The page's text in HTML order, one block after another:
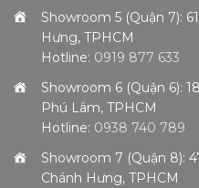
Showroom 5 (Quận 7):
Hưng, TPHCM
Hotline: 0919 877 633
Showroom 6 (Quận 6):
Phú Lâm, TPHCM
Hotline: 0938 740 789
Showroom 7 (Quận 8):
Chánh Hưng, TPHCM